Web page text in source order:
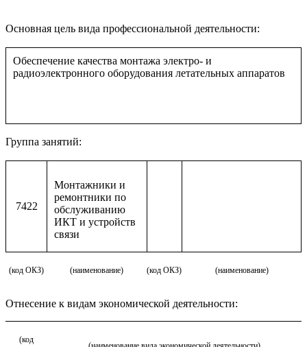
Основная цель вида профессиональной деятельности:
Обеспечение качества монтажа электро- и
радиоэлектронного оборудования летательных аппаратов
Группа занятий:
7422
Монтажники и
ремонтники по
обслуживанию
ИКТ и устройств
связи
(код ОКЗ) (наименование) (код ОКЗ) (наименование)
Отнесение к видам экономической деятельности:
(код